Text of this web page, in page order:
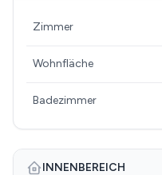
Zimmer
Wohnfläche
Badezimmer
INNENBEREICH